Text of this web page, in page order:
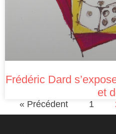
Frédéric Dard
et
« Précédent 1